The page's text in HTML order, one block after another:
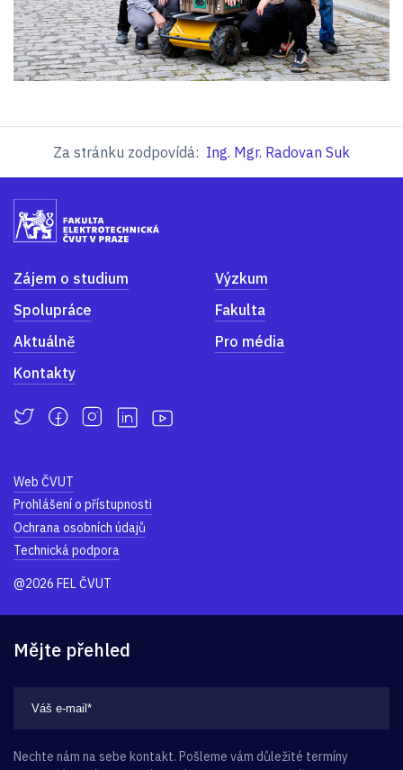
Za stránku zodpovídá: Ing. Mgr. Radovan Suk
Zájem o studium
Výzkum
Spolupráce
Fakulta
Aktuálně
Pro média
Kontakty
Web ČVUT
Prohlášení o přístupnosti
Ochrana osobních údajů
Technická podpora
@2026 FEL ČVUT
Mějte přehled
Nechte nám na sebe kontakt. Pošleme vám důležité termíny